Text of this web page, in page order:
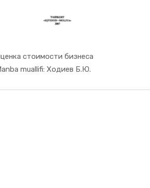
стоимости бизнеса
muallifi: Ходиев Б.Ю.In Demogra...